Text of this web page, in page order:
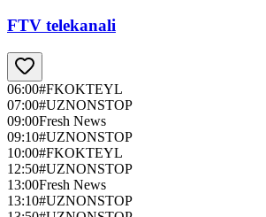
FTV telekanali
06:00#FKOKTEYL
07:00#UZNONSTOP
09:00Fresh News
09:10#UZNONSTOP
10:00#FKOKTEYL
12:50#UZNONSTOP
13:00Fresh News
13:10#UZNONSTOP